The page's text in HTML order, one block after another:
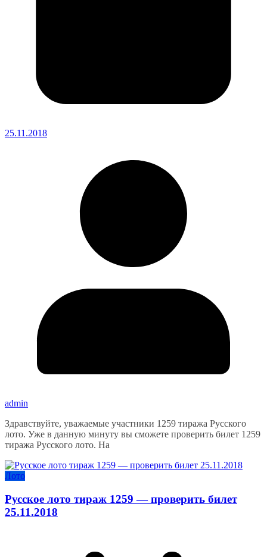
25.11.2018
admin
Здравствуйте, уважаемые участники 1259 тиража Русского
лото. Уже в данную минуту вы сможете проверить билет 1259
тиража Русского лото. На
Лото
Русское лото тираж 1259 — проверить билет
25.11.2018